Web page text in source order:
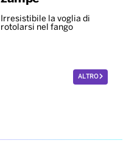
Irresistibile la voglia di
rotolarsi nel fango
ALTRO